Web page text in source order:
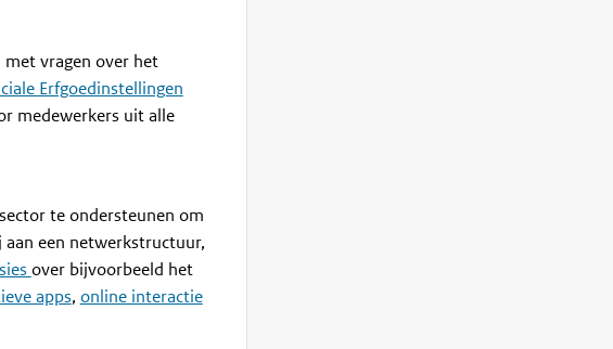
vragen over het
Erfgoedinstellingen
medewerkers uit alle
te ondersteunen om
een netwerkstructuur,
over bijvoorbeeld het
apps, online interactie